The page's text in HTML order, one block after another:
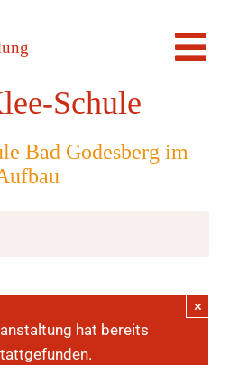
Schule
Bad Godesberg im
hat bereits
×